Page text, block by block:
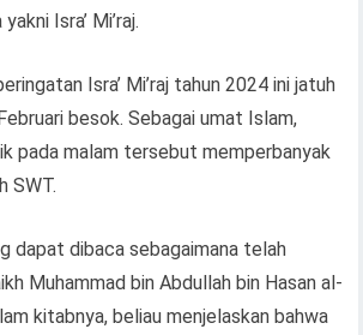
Isra’ Mi’raj.
Isra’ Mi’raj tahun 2024 ini jatuh
besok. Sebagai umat Islam,
pada malam tersebut memperbanyak
SWT.
dapat dibaca sebagaimana telah
Muhammad bin Abdullah bin Hasan al-
kitabnya, beliau menjelaskan bahwa